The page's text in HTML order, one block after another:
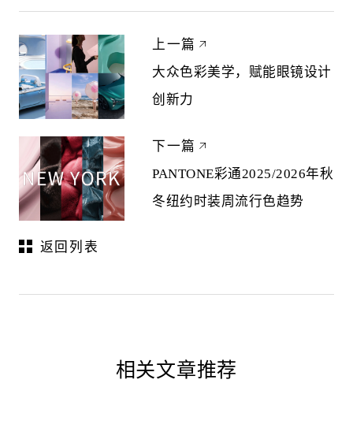
上一篇
大众色彩美学，赋能眼镜设计
创新力
下一篇
PANTONE彩通2025/2026年秋
冬纽约时装周流行色趋势
返回列表
相关文章推荐